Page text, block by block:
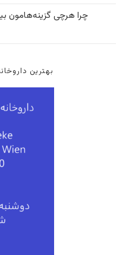
چرا هرچی گزینه‌هامون
بهترین